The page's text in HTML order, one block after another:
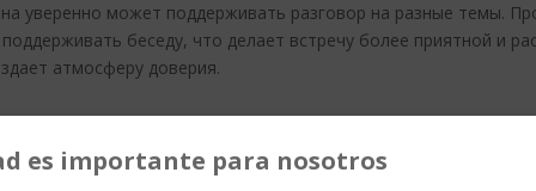
уверенно может поддерживать разговор на разные темы.
беседу, что делает встречу более приятной и
атмосферу доверия.
сигналы, что позволяет им лучше понимать
и даже тембром голоса. Чем больше опыт, тем лучше они
es importante para nosotros